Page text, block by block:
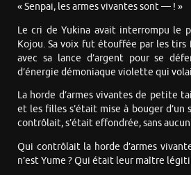
« Senpai, les armes vivantes sont — ! »
Le cri de Yukina avait interrompu le
Kojou. Sa voix fut étouffée par les tirs
avec sa lance d’argent pour se
d’énergie démoniaque violette qui
La horde d’armes vivantes de petite
et les filles s’était mise à bouger d’un
contrôlait, s’était effondrée, sans
Qui contrôlait la horde d’armes
n’est Yume ? Qui était leur maître